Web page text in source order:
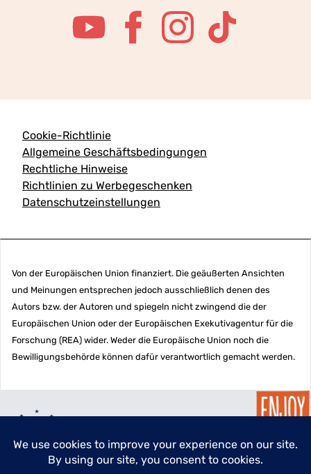
Cookie-Richtlinie
Allgemeine Geschäftsbedingungen
Rechtliche Hinweise
Richtlinien zu Werbegeschenken
Datenschutzeinstellungen
Von der Europäischen Union finanziert. Die geäußerten Ansichten
und Meinungen entsprechen jedoch ausschließlich denen des
Autors bzw. der Autoren und spiegeln nicht zwingend die der
Europäischen Union oder der Europäischen Exekutivagentur für die
Forschung (REA) wider. Weder die Europäische Union noch die
Bewilligungsbehörde können dafür verantwortlich gemacht werden.